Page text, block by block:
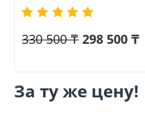
330 500 ₸ 298 500 ₸
За ту же цену!